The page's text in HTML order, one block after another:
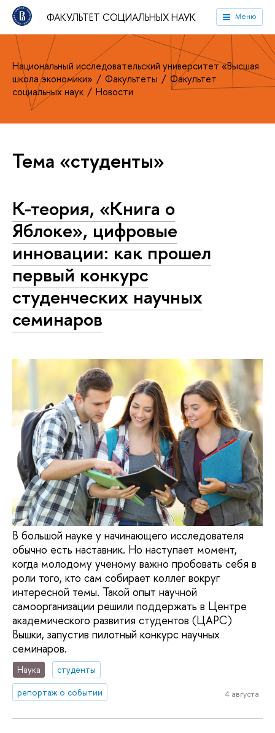
ФАКУЛЬТЕТ СОЦИАЛЬНЫХ НАУК Меню
Национальный исследовательский университет «Высшая
школа экономики»
Факультеты
Факультет
социальных наук
Новости
Тема «студенты»
К-теория, «Книга о
Яблоке», цифровые
инновации: как прошел
первый конкурс
студенческих научных
семинаров
В большой науке у начинающего исследователя
обычно есть наставник. Но наступает момент,
когда молодому ученому важно пробовать себя в
роли того, кто сам собирает коллег вокруг
интересной темы. Такой опыт научной
самоорганизации решили поддержать в Центре
академического развития студентов (ЦАРС)
Вышки, запустив пилотный конкурс научных
семинаров.
Наука
студенты
репортаж о событии
4 августа